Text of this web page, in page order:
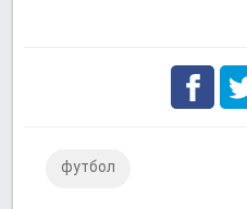
футбол